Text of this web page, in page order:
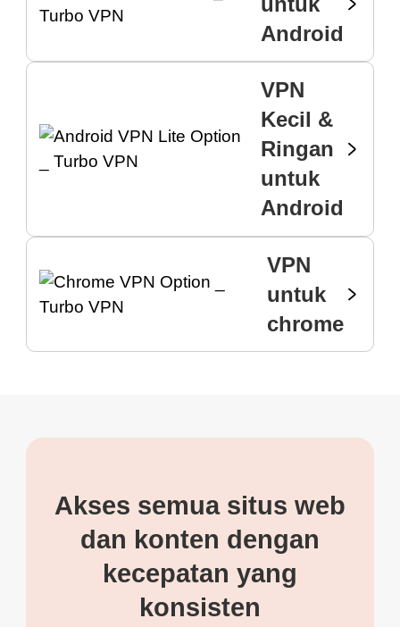
Android
VPN
Kecil &
Ringan
untuk
Android
VPN
untuk
chrome
Akses semua situs web
dan konten dengan
kecepatan yang
konsisten